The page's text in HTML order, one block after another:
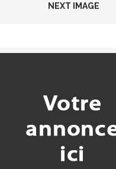
NEXT IMAGE